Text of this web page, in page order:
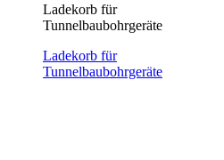
Ladekorb für
Tunnelbaubohrgeräte
Ladekorb für
Tunnelbaubohrgeräte